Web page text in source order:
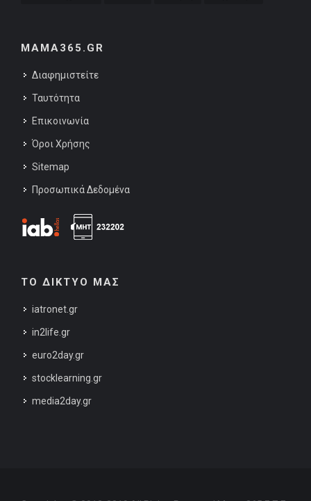
MAMA365.GR
Διαφημιστείτε
Ταυτότητα
Επικοινωνία
Όροι Χρήσης
Sitemap
Προσωπικά Δεδομένα
ΤΟ ΔΙΚΤΥΟ ΜΑΣ
iatronet.gr
in2life.gr
euro2day.gr
stocklearning.gr
media2day.gr